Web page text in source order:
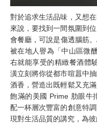
對於追求生活品味，又想
來說，要找到一間氛圍到
會餐廳，可說是傷透腦筋
被在地人譽為「中山區微
右就能享受的精緻餐酒體
潢立刻將你從都市喧囂中
酒香，營造出既輕鬆又充
飽滿的美國 Prime 肋眼牛
配一杯層次豐富的創意特
現對生活品質的講究，為彼